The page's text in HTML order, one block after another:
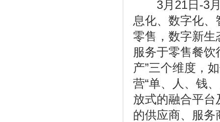
3月21日-3月
息化、数字化、
零售，数字新
服务于零售餐饮
产”三个维度，
营“单、人、钱
放式的融合平
的供应商、服